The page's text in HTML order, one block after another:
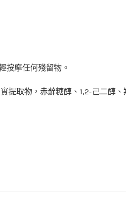
按摩任何殘留物。
取物，赤蘚糖醇、1,2-己二醇